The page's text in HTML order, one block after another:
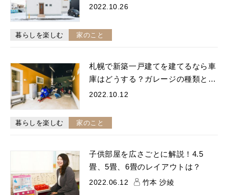
暮らしを楽しむ 家のこと
2022.10.26
暮らしを楽しむ 家のこと
札幌で新築一戸建てを建てるなら車
庫はどうする？ガレージの種類と…
2022.10.12
子供部屋を広さごとに解説！4.5
畳、5畳、6畳のレイアウトは？
2022.06.12 竹本 沙綾